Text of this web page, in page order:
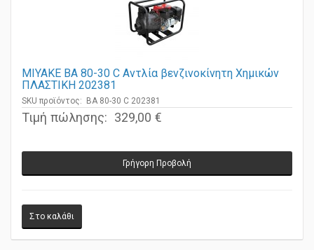
MIYAKE BA 80-30 C Αντλία βενζινοκίνητη Χημικών
ΠΛΑΣΤΙΚΗ 202381
SKU προϊόντος: BA 80-30 C 202381
Τιμή πώλησης: 329,00 €